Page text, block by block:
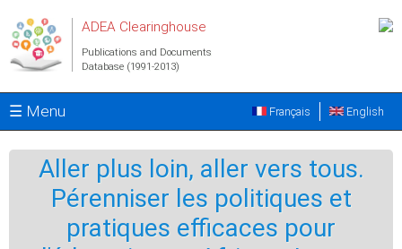
ADEA Clearinghouse
Publications and Documents
Database (1991-2013)
☰ Menu English
Français
Aller plus loin, aller vers tous.
Pérenniser les politiques et
pratiques efficaces pour